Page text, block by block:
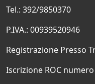
Tel.: 392/9850370
P.IVA.: 00939520946
Registrazione Presso
Iscrizione ROC